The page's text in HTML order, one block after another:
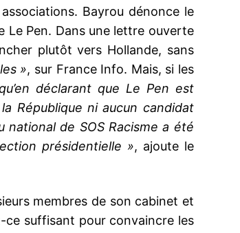
Bayrou dénonce le
Le Pen. Dans une lettre ouverte
plutôt vers Hollande, sans
», sur France Info. Mais, si les
déclarant que Le Pen est
République ni aucun candidat
national de SOS Racisme a été
présidentielle », ajoute le
membres de son cabinet et
ce suffisant pour convaincre les